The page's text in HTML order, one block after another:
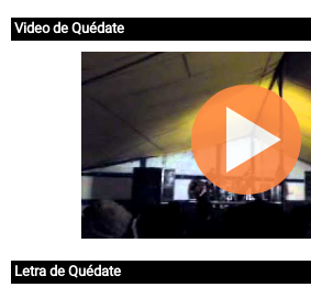
Video de Quédate
Letra de Quédate